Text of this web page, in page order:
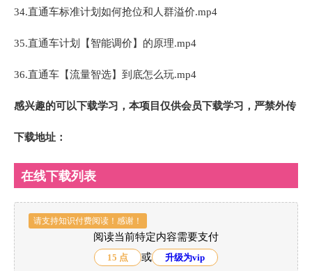
34.直通车标准计划如何抢位和人群溢价.mp4
35.直通车计划【智能调价】的原理.mp4
36.直通车【流量智选】到底怎么玩.mp4
感兴趣的可以下载学习，本项目仅供会员下载学习，严禁外传
下载地址：
在线下载列表
请支持知识付费阅读！感谢！
阅读当前特定内容需要支付
15 点 或 升级为vip